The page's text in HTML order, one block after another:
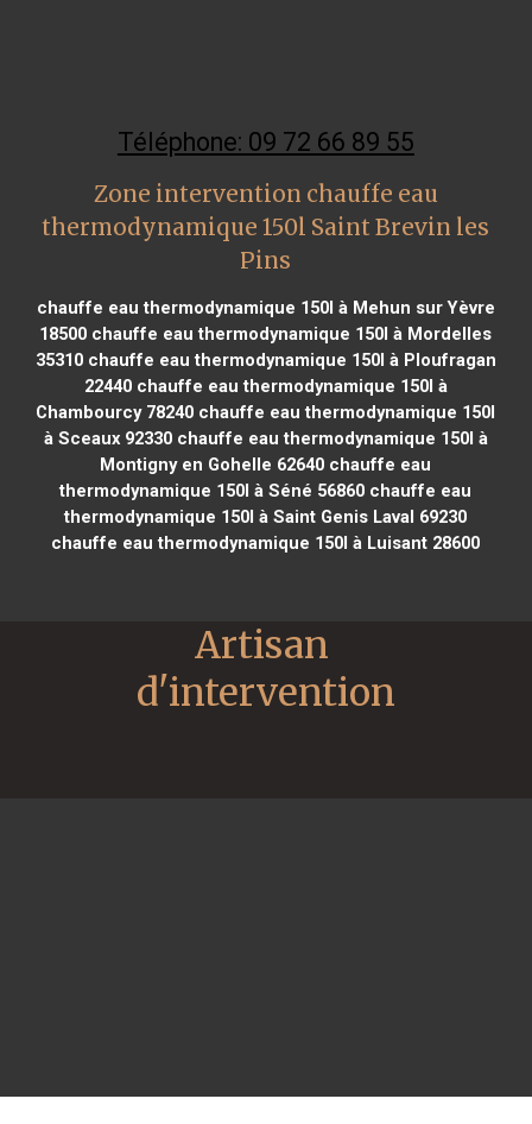
Téléphone: 09 72 66 89 55
Zone intervention chauffe eau
thermodynamique 150l Saint Brevin les
Pins
chauffe eau thermodynamique 150l à Mehun sur Yèvre
18500 chauffe eau thermodynamique 150l à Mordelles
35310chauffe eau thermodynamique 150l à Ploufragan
22440chauffe eau thermodynamique 150l à
Chambourcy 78240 chauffe eau thermodynamique 150l
à Sceaux 92330chauffe eau thermodynamique 150l à
Montigny en Gohelle 62640 chauffe eau
thermodynamique 150l à Séné 56860 chauffe eau
thermodynamique 150l à Saint Genis Laval 69230
chauffe eau thermodynamique 150l à Luisant 28600
Artisan
d'intervention